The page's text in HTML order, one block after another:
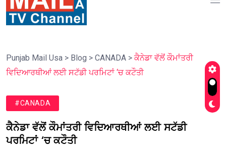
Punjab Mail Usa > Blog > CANADA > ਕੈਨੇਡਾ ਵੱਲੋਂ ਕੌਮਾਂਤਰੀ
ਵਿਦਿਆਰਥੀਆਂ ਲਈ ਸਟੱਡੀ ਪਰਮਿਟਾਂ ‘ਚ ਕਟੌਤੀ
#CANADA
ਕੈਨੇਡਾ ਵੱਲੋਂ ਕੌਮਾਂਤਰੀ ਵਿਦਿਆਰਥੀਆਂ ਲਈ ਸਟੱਡੀ
ਪਰਮਿਟਾਂ ‘ਚ ਕਟੌਤੀ